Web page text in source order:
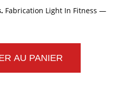
Fabrication Light In Fitness —
AU PANIER